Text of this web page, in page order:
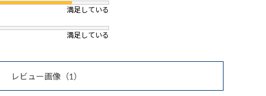
満足している
満足している
レビュー画像 （1）